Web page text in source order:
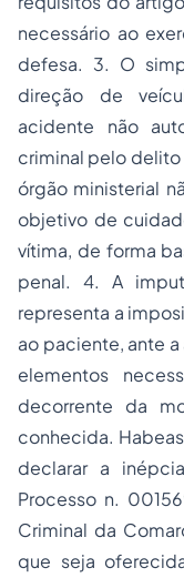
necessário ao
defesa. 3. O
direção de
acidente não
criminal pelo
órgão ministerial
objetivo de
vítima, de forma
penal. 4. A
representa a
ao paciente, ante
elementos
decorrente da
conhecida.
declarar a
Processo n.
Criminal da
que seja